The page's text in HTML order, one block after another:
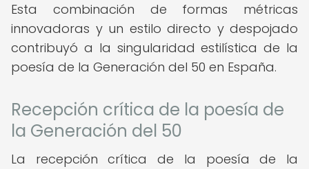
Esta combinación de formas métricas
innovadoras y un estilo directo y despojado
contribuyó a la singularidad estilística de la
poesía de la Generación del 50 en España.
Recepción crítica de la poesía de
la Generación del 50
La recepción crítica de la poesía de la